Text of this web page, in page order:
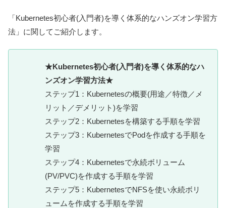
「Kubernetes初心者(入門者)を導く体系的なハンズオン学習方
法」に関してご紹介します。
★Kubernetes初心者(入門者)を導く体系的なハ
ンズオン学習方法★
ステップ1：Kubernetesの概要(用途／特徴／メ
リット／デメリット)を学習
ステップ2：Kubernetesを構築する手順を学習
ステップ3：KubernetesでPodを作成する手順を
学習
ステップ4：Kubernetesで永続ボリューム
(PV/PVC)を作成する手順を学習
ステップ5：KubernetesでNFSを使い永続ボリ
ュームを作成する手順を学習